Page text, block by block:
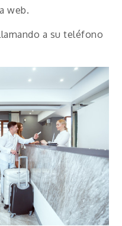
web.
a su teléfono